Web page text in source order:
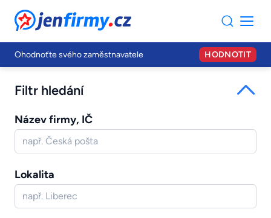
JenFirmy.cz
Ohodnoťte svého zaměstnavatele HODNOTIT
Filtr hledání
Název firmy, IČ
Lokalita